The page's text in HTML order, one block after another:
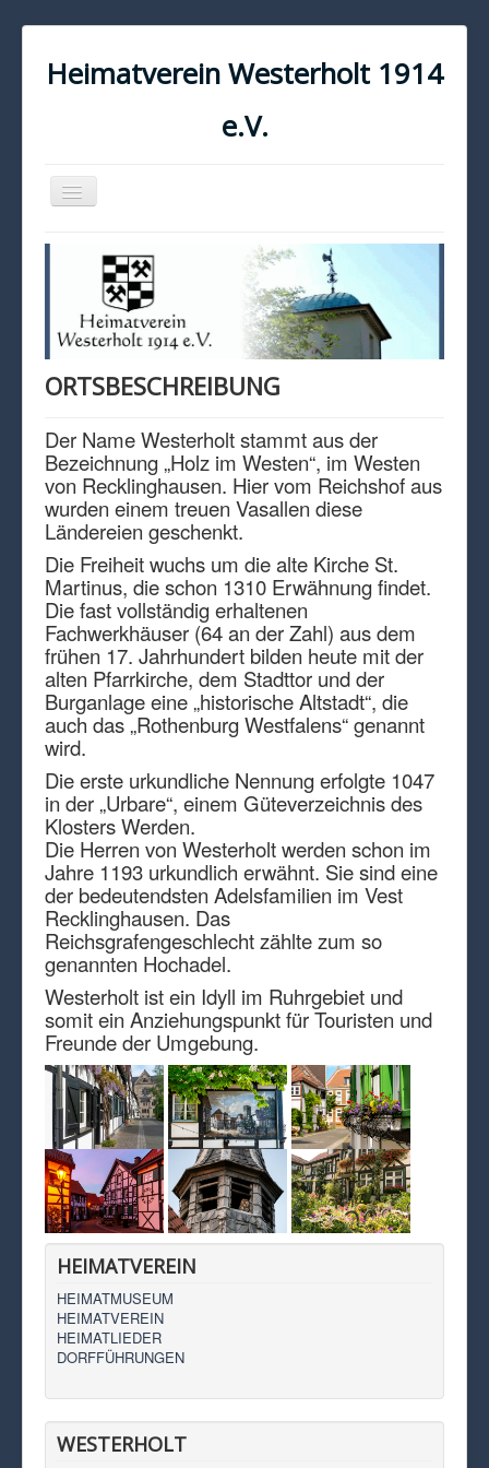
Heimatverein Westerholt 1914
e.V.
Navigation
an/aus
KONTAKT
IMPRESSUM
DATENSCHUTZ
ORTSBESCHREIBUNG
Der Name Westerholt stammt aus der
Bezeichnung „Holz im Westen“, im Westen
von Recklinghausen. Hier vom Reichshof aus
wurden einem treuen Vasallen diese
Ländereien geschenkt.
Die Freiheit wuchs um die alte Kirche St.
Martinus, die schon 1310 Erwähnung findet.
Die fast vollständig erhaltenen
Fachwerkhäuser (64 an der Zahl) aus dem
frühen 17. Jahrhundert bilden heute mit der
alten Pfarrkirche, dem Stadttor und der
Burganlage eine „historische Altstadt“, die
auch das „Rothenburg Westfalens“ genannt
wird.
Die erste urkundliche Nennung erfolgte 1047
in der „Urbare“, einem Güteverzeichnis des
Klosters Werden.
Die Herren von Westerholt werden schon im
Jahre 1193 urkundlich erwähnt. Sie sind eine
der bedeutendsten Adelsfamilien im Vest
Recklinghausen. Das
Reichsgrafengeschlecht zählte zum so
genannten Hochadel.
Westerholt ist ein Idyll im Ruhrgebiet und
somit ein Anziehungspunkt für Touristen und
Freunde der Umgebung.
HEIMATVEREIN
HEIMATMUSEUM
HEIMATVEREIN
HEIMATLIEDER
DORFFÜHRUNGEN
WESTERHOLT